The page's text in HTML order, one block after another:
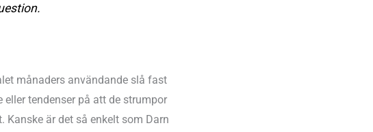
månaders användande slå fast
tendenser på att de strumpor
är det så enkelt som Darn